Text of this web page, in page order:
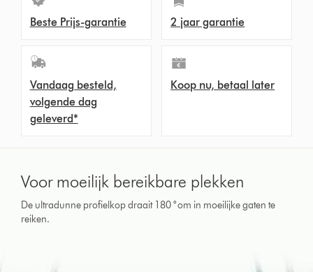
Beste Prijs-garantie 2 jaar garantie
Vandaag besteld,
volgende dag
geleverd*
Koop nu, betaal later
Voor moeilijk bereikbare plekken
De ultradunne profielkop draait 180 ° om in moeilijke gaten te
reiken.